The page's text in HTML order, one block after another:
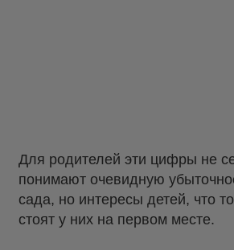
Для родителей эти цифры не
понимают очевидную
сада, но интересы детей, что
стоят у них на первом месте.